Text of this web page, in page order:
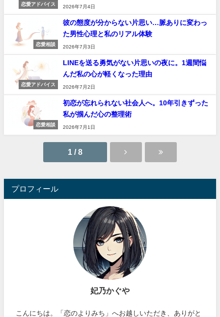
恋愛アドバイス
2026年7月4日
恋愛相談
彼の態度が分からない片思い…脈ありに変わっ
た男性心理と私のリアル体験
2026年7月3日
恋愛アドバイス
LINEを送る勇気がない片思いの夜に。1週間悩
んだ私の心が軽くなった理由
2026年7月2日
恋愛相談
初恋が忘れられない社会人へ。10年引きずった
私が掴んだ心の整理術
2026年7月1日
1 / 8
プロフィール
妃乃かぐや
こんにちは。「恋のよりみち」へお越しいただき、ありがと